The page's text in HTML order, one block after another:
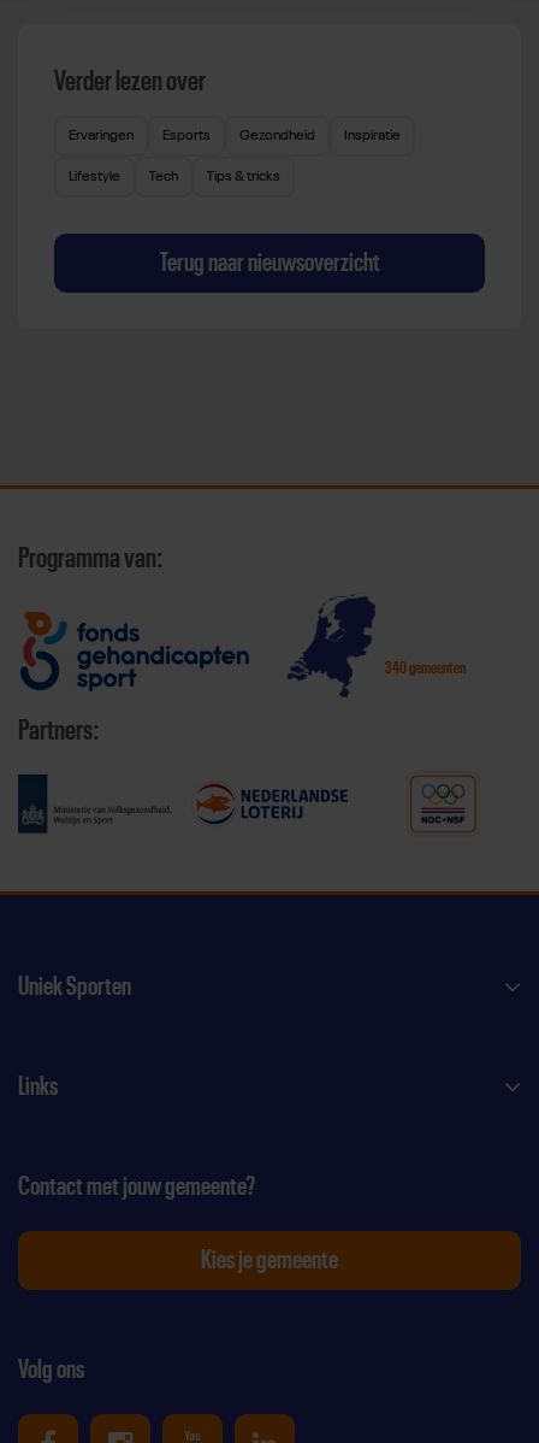
Verder lezen over
Ervaringen Esports Gezondheid Inspiratie
Lifestyle Tech Tips & tricks
Terug naar nieuwsoverzicht
Programma van:
340 gemeenten
Partners:
Uniek Sporten
Links
Volg ons
Contact met jouw gemeente?
Kies je gemeente